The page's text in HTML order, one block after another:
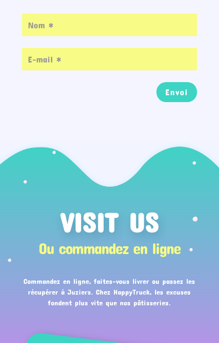
Envoi
VISIT US
Ou commandez en ligne
Commandez en ligne, faites-vous livrer ou passez les
récupérer à Juziers. Chez HappyTruck, les excuses
fondent plus vite que nos pâtisseries.